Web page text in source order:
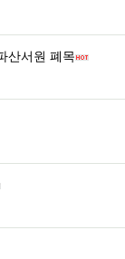
산서원 폐목